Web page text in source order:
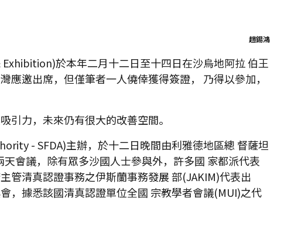
趙錫鴻
於本年二月十二日至十四日在沙烏地阿拉 伯王
邀出席，但僅筆者一人僥倖獲得簽證， 乃得以參加，
引力，未來仍有很大的改善空間。
- SFDA)主辦，於十二日晚間由利雅德地區總 督薩坦
會議，除有眾多沙國人士參與外，許多國 家都派代表
管清真認證事務之伊斯蘭事務發展 部(JAKIM)代表出
，據悉該國清真認證單位全國 宗教學者會議(MUI)之代